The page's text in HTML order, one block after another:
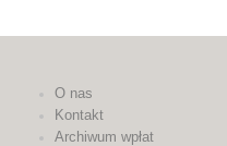
O nas
Kontakt
Archiwum wpłat